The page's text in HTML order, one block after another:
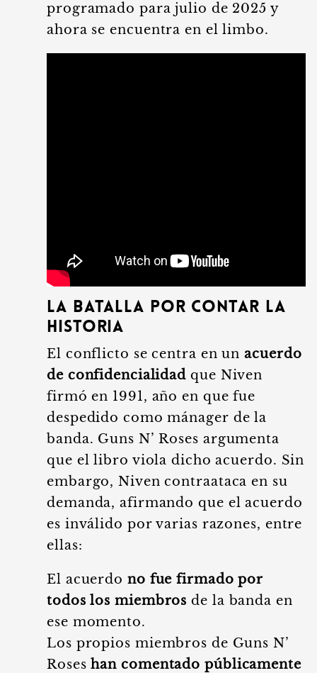
programado para julio de 2025 y
ahora se encuentra en el limbo.
La Batalla por Contar la
Historia
El conflicto se centra en unacuerdo
de confidencialidad que Niven
firmó en 1991, año en que fue
despedido como mánager de la
banda. Guns N’ Roses argumenta
que el libro viola dicho acuerdo. Sin
embargo, Niven contraataca en su
demanda, afirmando que el acuerdo
es inválido por varias razones, entre
ellas:
El acuerdo no fue firmado por
todos los miembros de la banda en
ese momento.
Los propios miembros de Guns N’
Roseshan comentado públicamente